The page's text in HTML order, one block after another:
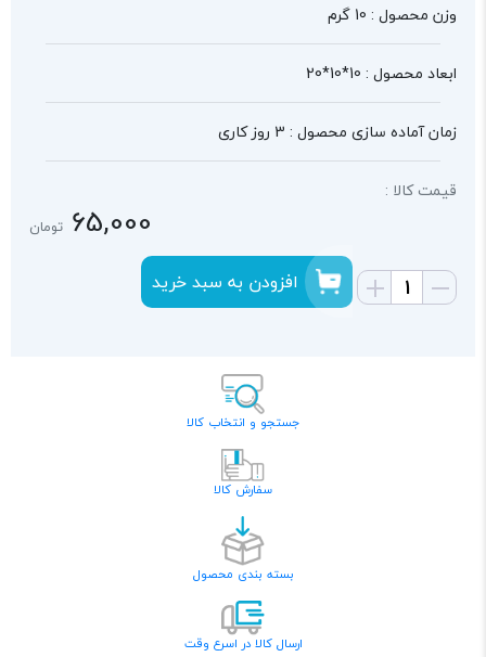
وزن محصول : 10 گرم
ابعاد محصول : 10*10*20
زمان آماده سازی محصول : 3 روز کاری
قیمت کالا :
65,000 تومان
افزودن به سبد خرید
جستجو و انتخاب کالا
سفارش کالا
بسته بندی محصول
ارسال کالا در اسرع وقت